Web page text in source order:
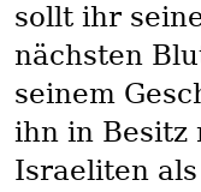
sollt ihr
nächsten
seinem
ihn in Besitz
Israeliten